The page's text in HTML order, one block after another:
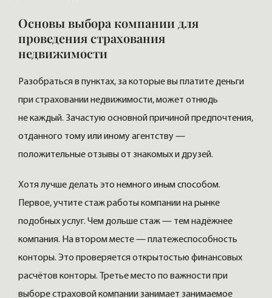
Основы выбора компании для
проведения страхования
недвижимости
Разобраться в пунктах, за которые вы платите деньги
при страховании недвижимости, может отнюдь
не каждый. Зачастую основной причиной предпочтения,
отданного тому или иному агентству —
положительные отзывы от знакомых и друзей.
Хотя лучше делать это немного иным способом.
Первое, учтите стаж работы компании на рынке
подобных услуг. Чем дольше стаж — тем надёжнее
компания. На втором месте — платежеспособность
конторы. Это проверяется открытостью финансовых
расчётов конторы. Третье место по важности при
выборе страховой компании занимает занимаемое